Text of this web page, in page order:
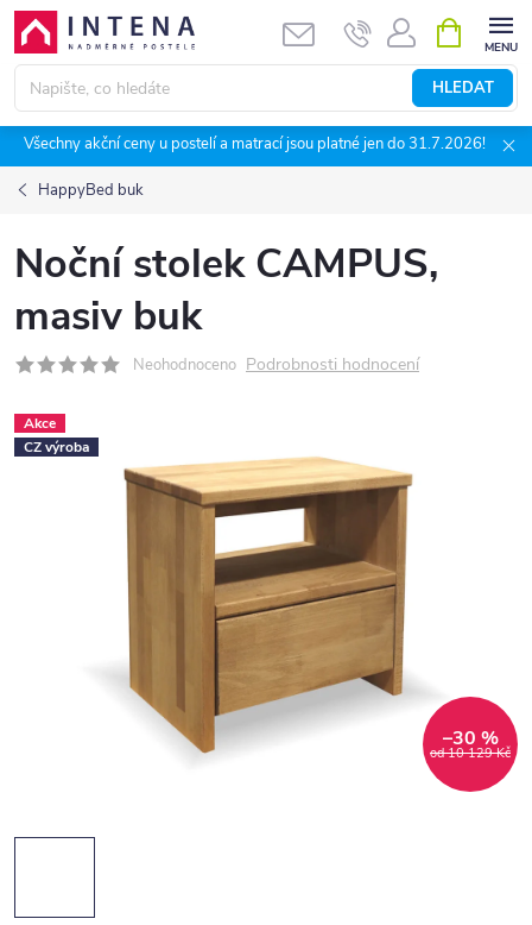
Přejít
obsah
HLEDAT
NÁKUPNÍ
KOŠÍK
Všechny akční ceny u postelí a matrací jsou platné jen do 31.7.2026!
HappyBed buk
Noční stolek CAMPUS,
masiv buk
Neohodnoceno Podrobnosti hodnocení
Akce
CZ výroba
od 10 129 Kč
–30 %